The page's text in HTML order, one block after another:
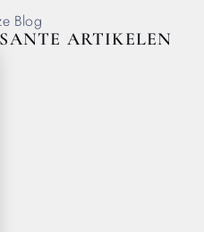
Blog
ARTIKELEN